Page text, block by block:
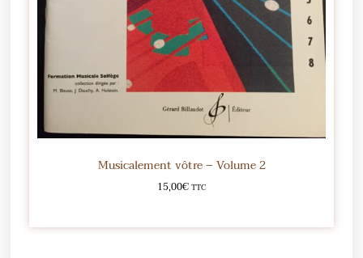
Musicalement vôtre – Volume 2
15,00€TTC